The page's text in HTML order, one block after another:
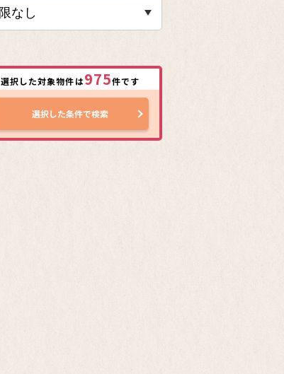
選択した対象物件は975件です
選択した条件で検索